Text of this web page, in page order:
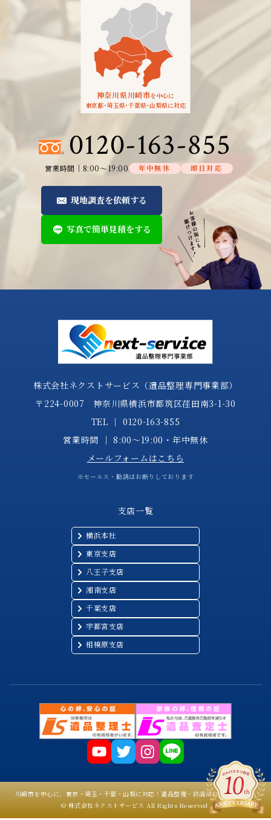
2018年04月（3）
神奈川県川崎市を中心に
東京都・埼玉県・千葉県・山梨県に対応
0120-163-855
営業時間│8:00～19:00 年中無休 即日対応
現地調査を依頼する
写真で簡単見積をする
株式会社ネクストサービス（遺品整理専門事業部）
〒224-0007 神奈川県横浜市都筑区荏田南3-1-30
TEL │ 0120-163-855
営業時間 │ 8:00～19:00・年中無休
メールフォームはこちら
※セールス・勧誘はお断りしております
支店一覧
横浜本社
東京支店
八王子支店
湘南支店
千葉支店
宇都宮支店
相模原支店
川崎市を中心に、東京・埼玉・千葉・山梨に対応！遺品整理・終活はお任せください
© 株式会社ネクストサービス All Rights Reserved.